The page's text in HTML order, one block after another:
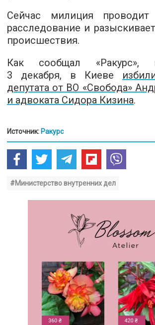
Сейчас милиция проводит
расследование и
происшествия.
Как сообщал «Ракурс»,
3 декабря, в Киеве
депутата от ВО «Свобода»
и адвоката Сидора Кизина.
Источник: Ракурс
#Министерство внутренних дел